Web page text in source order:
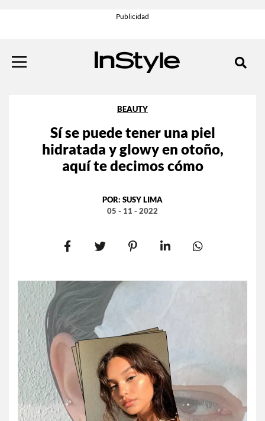
BEAUTY
Sí se puede tener una piel
hidratada y glowy en otoño,
aquí te decimos cómo
POR: SUSY LIMA
05 - 11 - 2022